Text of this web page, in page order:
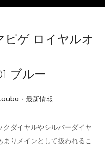
ゲ ロイヤルオ
ブルー
. 投
日
最新情報
ダイヤルやシルバーダイヤ
りメインとして扱われるこ